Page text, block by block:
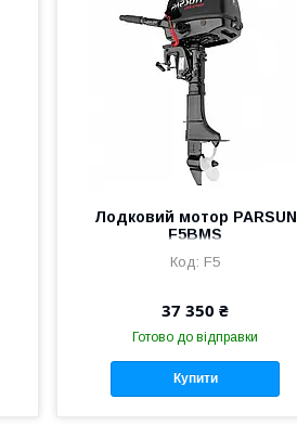
Лодковий мотор PARSUN
F5BMS
F5
37 350 ₴
Готово до відправки
Купити